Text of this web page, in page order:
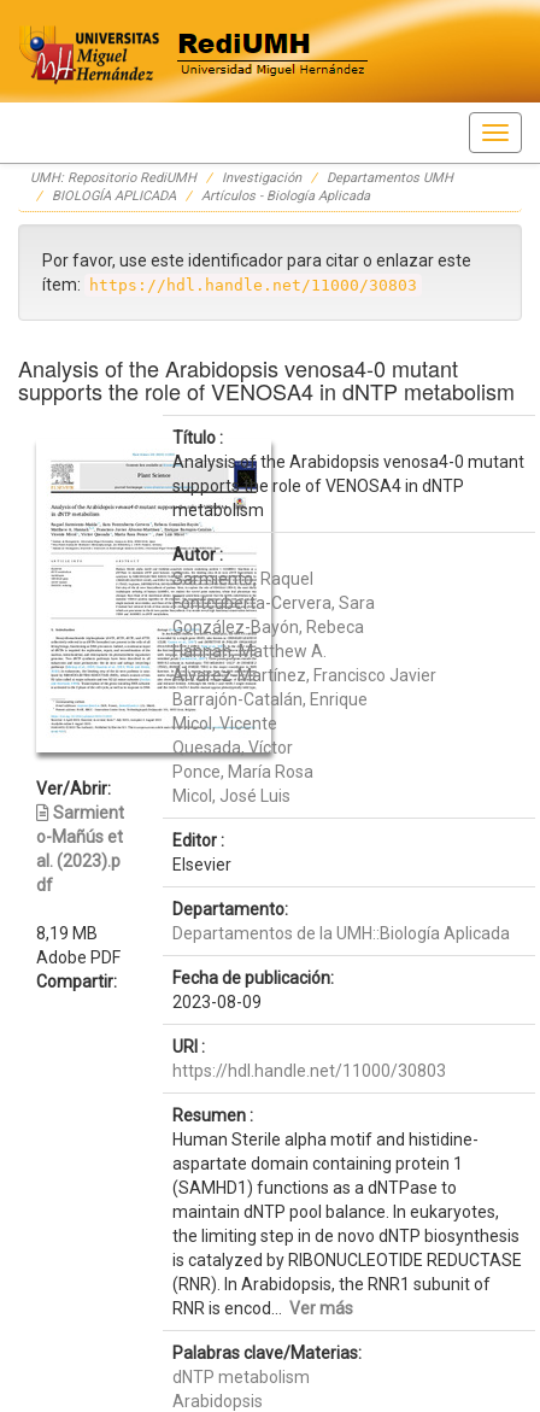
Skip
navigation
UMH: Repositorio RediUMH Investigación
Departamentos UMH
BIOLOGÍA APLICADA
Artículos - Biología Aplicada
Por favor, use este identificador para citar o enlazar este
ítem:
https://hdl.handle.net/11000/30803
Analysis of the Arabidopsis venosa4-0 mutant
supports the role of VENOSA4 in dNTP metabolism
Ver/Abrir:
Sarmient
o-Mañús et
al. (2023).p
df
8,19 MB
Adobe PDF
Compartir:
Título :
Analysis of the Arabidopsis venosa4-0 mutant
supports the role of VENOSA4 in dNTP
metabolism
Autor :
Sarmiento, Raquel
Fontcuberta-Cervera, Sara
González-Bayón, Rebeca
Hannah, Matthew A.
Álvarez-Martínez, Francisco Javier
Barrajón-Catalán, Enrique
Micol, Vicente
Quesada, Víctor
Ponce, María Rosa
Micol, José Luis
Editor :
Elsevier
Departamento:
Departamentos de la UMH::Biología Aplicada
Fecha de publicación:
2023-08-09
URI :
https://hdl.handle.net/11000/30803
Resumen :
Human Sterile alpha motif and histidine-
aspartate domain containing protein 1
(SAMHD1) functions as a dNTPase to
maintain dNTP pool balance. In eukaryotes,
the limiting step in de novo dNTP biosynthesis
is catalyzed by RIBONUCLEOTIDE REDUCTASE
(RNR). In Arabidopsis, the RNR1 subunit of
RNR is encod... Ver más
Palabras clave/Materias:
dNTP metabolism
Arabidopsis